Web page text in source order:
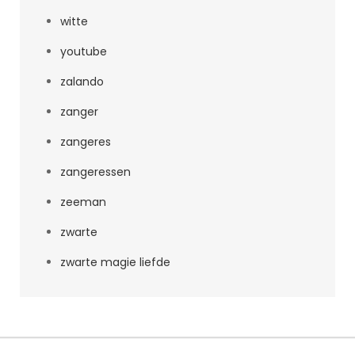
witte
youtube
zalando
zanger
zangeres
zangeressen
zeeman
zwarte
zwarte magie liefde